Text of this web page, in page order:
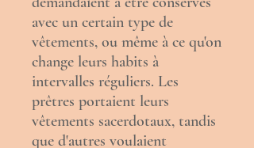
avec un certain type de
vêtements, ou même à ce qu'on
change leurs habits à
intervalles réguliers. Les
prêtres portaient leurs
vêtements sacerdotaux, tandis
que d'autres voulaient